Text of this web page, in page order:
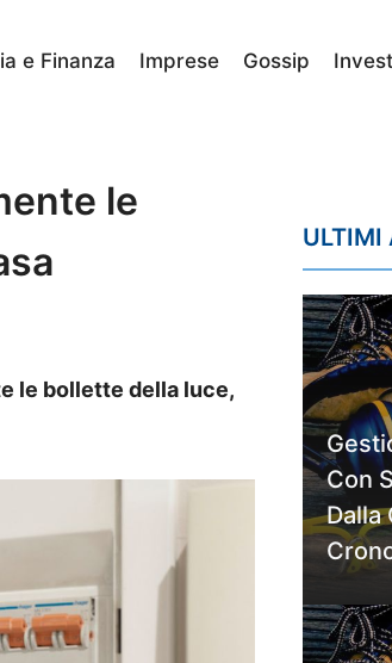
e Finanza Imprese Gossip
le
le bollette della luce,
ULTIMI
Con
Dalla